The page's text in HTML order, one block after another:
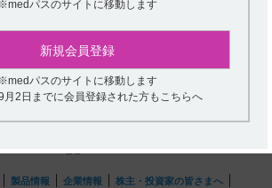
パスのサイトに移動します
新規会員登録
パスのサイトに移動します
2日までに会員登録された方もこちらへ
hhcホットライン
〜18時 土日・祝日9時〜17時)
ーダイヤル0120-419-497
製品情報 企業情報
株主・投資家の皆さまへ